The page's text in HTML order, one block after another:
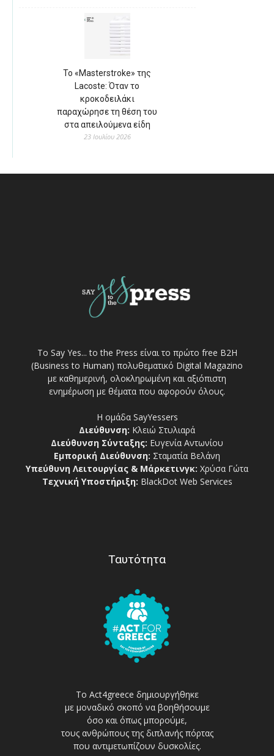
Το «Masterstroke» της
Lacoste: Όταν το
κροκοδειλάκι
παραχώρησε τη θέση του
στα απειλούμενα είδη
23 Ιουλίου 2026
Το Say Yes... to the Press είναι το πρώτο free Β2Η
(Business to Human) πολυθεματικό Digital Magazino
με καθημερινή, ολοκληρωμένη και αξιόπιστη
ενημέρωση με θέματα που αφορούν όλους.
Η ομάδα SayYessers
Διεύθυνση: Κλειώ Στυλιαρά
Διεύθυνση Σύνταξης: Ευγενία Αντωνίου
Εμπορική Διεύθυνση: Σταματία Βελάνη
Υπεύθυνη Λειτουργίας & Μάρκετινγκ: Χρύσα Γώτα
Τεχνική Υποστήριξη: BlackDot Web Services
Ταυτότητα
Το Act4greece δημιουργήθηκε
με μοναδικό σκοπό να βοηθήσουμε
όσο και όπως μπορούμε,
τους ανθρώπους της διπλανής πόρτας
που αντιμετωπίζουν δυσκολίες.